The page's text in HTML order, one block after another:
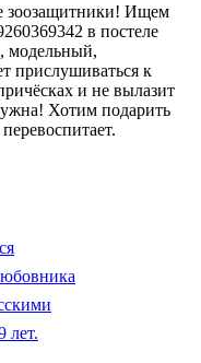
зоозащитники! Ищем
в постеле
модельный,
прислушиваться к
и не вылазит
Хотим подарить
лет.